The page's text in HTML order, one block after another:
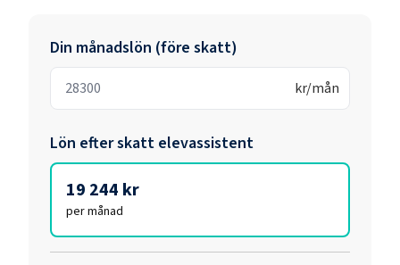
Din månadslön (före skatt)
kr/mån
Lön efter skatt elevassistent
19 244 kr
per månad